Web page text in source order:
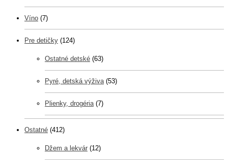
Víno (7)
Pre detičky (124)
Ostatné detské (63)
Pyré, detská výživa (53)
Plienky, drogéria (7)
Ostatné (412)
Džem a lekvár (12)